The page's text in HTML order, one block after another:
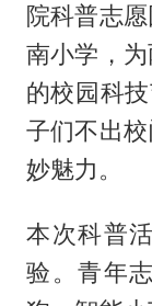
院科普志
南小学，
的校园科
子们不出
妙魅力。
本次科普
验。青年